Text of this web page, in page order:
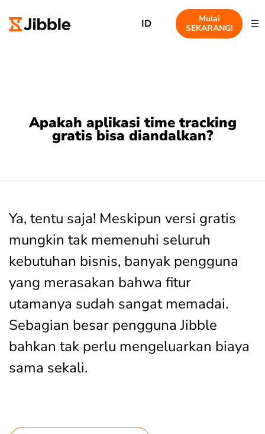
ID
Mulai
SEKARANG!
Apakah aplikasi time tracking
gratis bisa diandalkan?
Ya, tentu saja! Meskipun versi gratis
mungkin tak memenuhi seluruh
kebutuhan bisnis, banyak pengguna
yang merasakan bahwa fitur
utamanya sudah sangat memadai.
Sebagian besar pengguna Jibble
bahkan tak perlu mengeluarkan biaya
sama sekali.